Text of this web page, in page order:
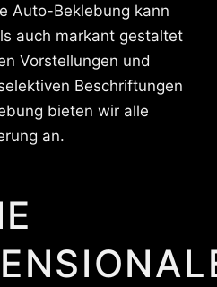
Auto-Beklebung kann
auch markant gestaltet
Vorstellungen und
Beschriftungen
bieten wir alle
an.